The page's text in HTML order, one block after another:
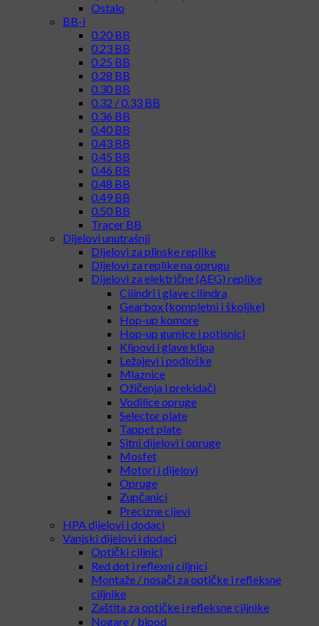
Ostalo
BB-i
0.20 BB
0.23 BB
0.25 BB
0.28 BB
0.30 BB
0.32 / 0.33 BB
0.36 BB
0.40 BB
0.43 BB
0.45 BB
0.46 BB
0.48 BB
0.49 BB
0.50 BB
Tracer BB
Dijelovi unutrašnji
Dijelovi za plinske replike
Dijelovi za replike na oprugu
Dijelovi za električne (AEG) replike
Cilindri i glave cilindra
Gearbox (kompletni i školjke)
Hop-up komore
Hop-up gumice i potisnici
Klipovi i glave klipa
Ležajevi i podloške
Mlaznice
Ožičenja i prekidači
Vodilice opruge
Selector plate
Tappet plate
Sitni dijelovi i opruge
Mosfet
Motori i dijelovi
Opruge
Zupčanici
Precizne cijevi
HPA dijelovi i dodaci
Vanjski dijelovi i dodaci
Optički ciljnici
Red dot i reflexni ciljnici
Montaže / nosači za optičke i refleksne
ciljnike
Zaštita za optičke i refleksne ciljnike
Nogare / bipod